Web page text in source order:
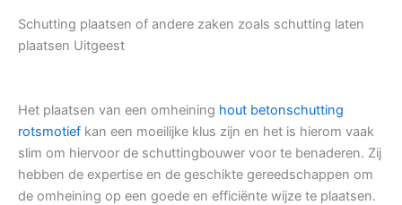
Schutting plaatsen of andere zaken zoals schutting laten
plaatsen Uitgeest
Het plaatsen van een omheining hout betonschutting
rotsmotief kan een moeilijke klus zijn en het is hierom vaak
slim om hiervoor de schuttingbouwer voor te benaderen. Zij
hebben de expertise en de geschikte gereedschappen om
de omheining op een goede en efficiënte wijze te plaatsen.